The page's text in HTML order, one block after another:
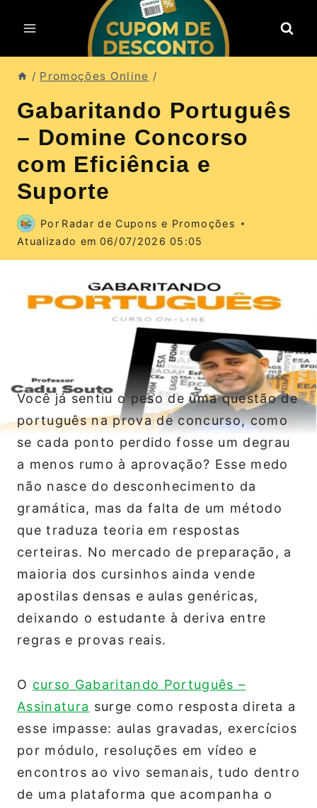
para
o
Conteúdo
/ Promoções Online /
Gabaritando Português
– Domine Concorso
com Eficiência e
Suporte
Por Radar de Cupons e Promoções
Atualizado em 06/07/2026 05:05
Você já sentiu o peso de uma questão de
português na prova de concurso, como
se cada ponto perdido fosse um degrau
a menos rumo à aprovação? Esse medo
não nasce do desconhecimento da
gramática, mas da falta de um método
que traduza teoria em respostas
certeiras. No mercado de preparação, a
maioria dos cursinhos ainda vende
apostilas densas e aulas genéricas,
deixando o estudante à deriva entre
regras e provas reais.
O curso Gabaritando Português –
Assinatura surge como resposta direta a
esse impasse: aulas gravadas, exercícios
por módulo, resoluções em vídeo e
encontros ao vivo semanais, tudo dentro
de uma plataforma que acompanha o